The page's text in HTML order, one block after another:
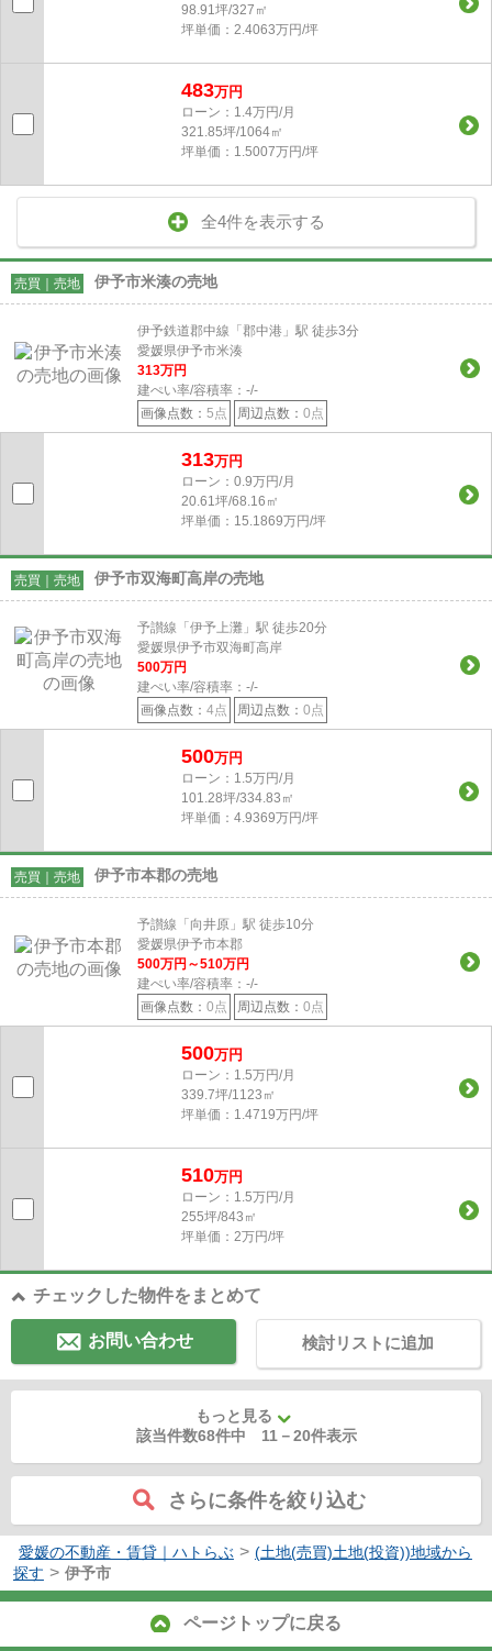
98.91坪/327㎡
坪単価：2.4063万円/坪
483万円
ローン：1.4万円/月
321.85坪/1064㎡
坪単価：1.5007万円/坪
全4件を表示する
売買｜売地 伊予市米湊の売地
伊予鉄道郡中線「郡中港」駅 徒歩3分
愛媛県伊予市米湊
313万円
建ぺい率/容積率： -/-
画像点数： 5点 周辺点数： 0点
313万円
ローン：0.9万円/月
20.61坪/68.16㎡
坪単価：15.1869万円/坪
売買｜売地 伊予市双海町高岸の売地
予讃線「伊予上灘」駅 徒歩20分
愛媛県伊予市双海町高岸
500万円
建ぺい率/容積率： -/-
画像点数： 4点 周辺点数： 0点
500万円
ローン：1.5万円/月
101.28坪/334.83㎡
坪単価：4.9369万円/坪
売買｜売地 伊予市本郡の売地
予讃線「向井原」駅 徒歩10分
愛媛県伊予市本郡
500万円～510万円
建ぺい率/容積率： -/-
画像点数： 0点 周辺点数： 0点
500万円
ローン：1.5万円/月
339.7坪/1123㎡
坪単価：1.4719万円/坪
510万円
ローン：1.5万円/月
255坪/843㎡
坪単価：2万円/坪
チェックした物件をまとめて
お問い合わせ 検討リストに追加
もっと見る
該当件数68件中 11 －20件表示
さらに条件を絞り込む
愛媛の不動産・賃貸｜ハトらぶ > (土地(売買)土地(投資))地域から
探す > 伊予市
ページトップに戻る